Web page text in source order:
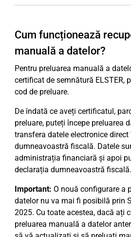
Cum funcționează
manuală a datelor?
Pentru preluarea manuală a
certificat de semnătură ELSTER,
cod de preluare.
De îndată ce aveți certificatul,
preluare, puteți începe preluarea
transfera datele electronice
dumneavoastră fiscală. Datele
administrația financiară și apoi
declarația dumneavoastră fiscală.
Important: O nouă configurare a
datelor nu va mai fi posibilă prin
2025. Cu toate acestea, dacă ați
preluarea manuală a datelor